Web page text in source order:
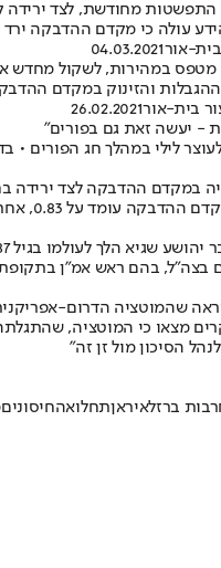
התפשטות מחודשת, לצד
מ-1 ל-0.99 • ממוצע הנשאים היומי השבוע - 3,640 • זאת על רקע המשך
אור04.03.2021
במהירות, לשקול מחדש
והזינוק במקדם ההדבקה צפויים להביא
בית-אור26.02.2021
- יעשה זאת גם בפורים"
לילי במהלך חג הפורים
במקדם ההדבקה לצד ירידה
ל-0.79 • מספר המאומתים החדשים אתמול: 3,041 • הנתונים המלאים
שגיא הלך לעולמו בגיל 87
בצה"ל, בהם ראש אמ"ן בתקופת
שהמוטציה הדרום-
מצאו כי המוטציה,
הסיכון מול זן זה"
ברזלאיראןתחלואהחיסונים